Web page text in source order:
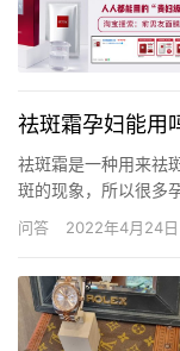
祛斑霜孕妇能用
祛斑霜是一种用来祛
斑的现象，所以很多
斑霜孕妇能用吗？祛
不可以使用祛斑霜，
含汞化…
问答 2022年4月24日